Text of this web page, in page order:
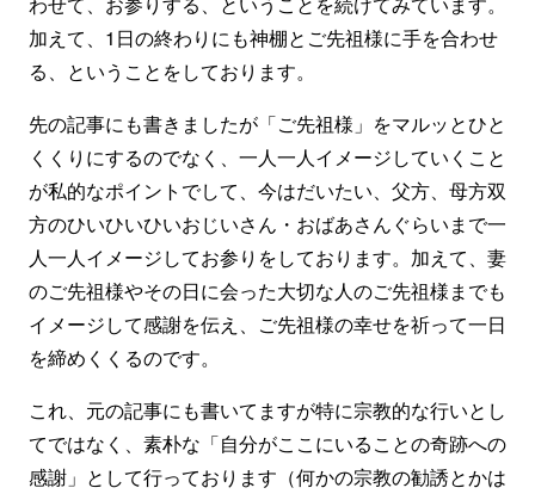
加えて、1日の終わりにも神棚とご先祖様に手を合わせ
る、ということをしております。
先の記事にも書きましたが「ご先祖様」をマルッとひと
くくりにするのでなく、一人一人イメージしていくこと
が私的なポイントでして、今はだいたい、父方、母方双
方のひいひいひいおじいさん・おばあさんぐらいまで一
人一人イメージしてお参りをしております。加えて、妻
のご先祖様やその日に会った大切な人のご先祖様までも
イメージして感謝を伝え、ご先祖様の幸せを祈って一日
を締めくくるのです。
これ、元の記事にも書いてますが特に宗教的な行いとし
てではなく、素朴な「自分がここにいることの奇跡への
感謝」として行っております（何かの宗教の勧誘とかは